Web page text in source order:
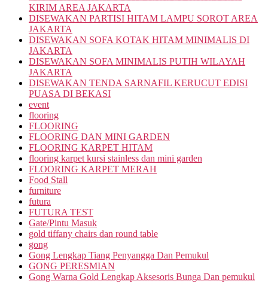
KIRIM AREA JAKARTA
DISEWAKAN PARTISI HITAM LAMPU SOROT AREA
JAKARTA
DISEWAKAN SOFA KOTAK HITAM MINIMALIS DI
JAKARTA
DISEWAKAN SOFA MINIMALIS PUTIH WILAYAH
JAKARTA
DISEWAKAN TENDA SARNAFIL KERUCUT EDISI
PUASA DI BEKASI
event
flooring
FLOORING
FLOORING DAN MINI GARDEN
FLOORING KARPET HITAM
flooring karpet kursi stainless dan mini garden
FLOORING KARPET MERAH
Food Stall
furniture
futura
FUTURA TEST
Gate/Pintu Masuk
gold tiffany chairs dan round table
gong
Gong Lengkap Tiang Penyangga Dan Pemukul
GONG PERESMIAN
Gong Warna Gold Lengkap Aksesoris Bunga Dan pemukul